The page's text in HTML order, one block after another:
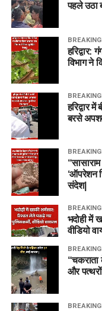
पहले उठा
हरिद्वार:
विभाग ने
हरिद्वार
बरसे
‘ऑपरेशन
संदेश|
भदोही में
वीडियो
और